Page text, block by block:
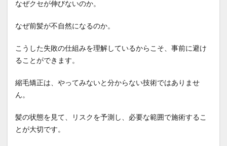
なぜクセが伸びないのか。
なぜ前髪が不自然になるのか。
こうした失敗の仕組みを理解しているからこそ、事前に避け
ることができます。
縮毛矯正は、やってみないと分からない技術ではありませ
ん。
髪の状態を見て、リスクを予測し、必要な範囲で施術するこ
とが大切です。